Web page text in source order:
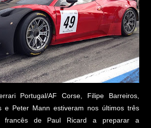
Portugal/AF Corse, Filipe Barreiros,
e Peter Mann estiveram nos últimos três
francês de Paul Ricard a preparar a